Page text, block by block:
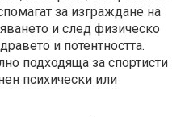
за изграждане на
и след физическо
и потентността.
подходяща за спортисти
психически или